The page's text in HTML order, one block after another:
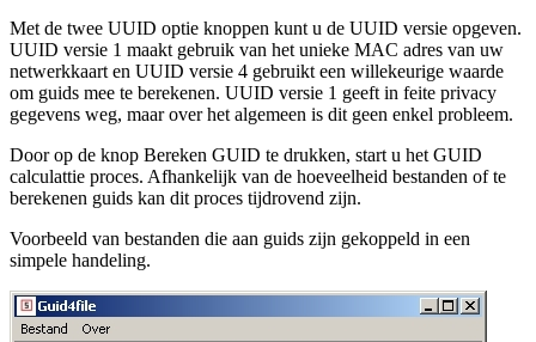
Met de twee UUID optie knoppen kunt u de UUID versie opgeven.
UUID versie 1 maakt gebruik van het unieke MAC adres van uw
netwerkkaart en UUID versie 4 gebruikt een willekeurige waarde
om guids mee te berekenen. UUID versie 1 geeft in feite privacy
gegevens weg, maar over het algemeen is dit geen enkel probleem.
Door op de knop Bereken GUID te drukken, start u het GUID
calculattie proces. Afhankelijk van de hoeveelheid bestanden of te
berekenen guids kan dit proces tijdrovend zijn.
Voorbeeld van bestanden die aan guids zijn gekoppeld in een
simpele handeling.